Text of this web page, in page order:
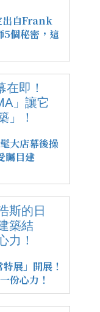
出自Frank
個秘密，這
大店幕後操
矚目建
展」開展！
份心力！